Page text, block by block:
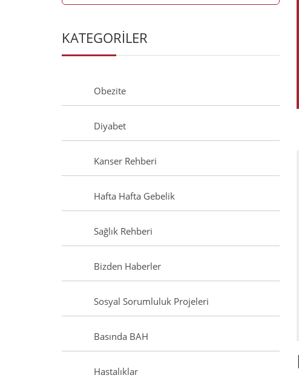
KATEGORİLER
Obezite
Diyabet
Kanser Rehberi
Hafta Hafta Gebelik
Sağlık Rehberi
Bizden Haberler
Sosyal Sorumluluk Projeleri
Basında BAH
Hastalıklar